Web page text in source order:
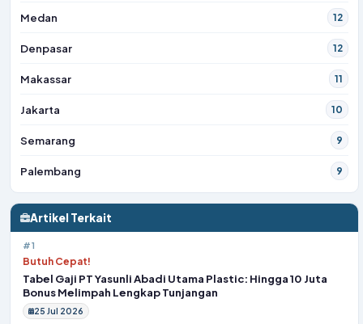
Medan 12
Denpasar 12
Makassar 11
Jakarta 10
Semarang 9
Palembang 9
Artikel Terkait
#1
Butuh Cepat!
Tabel Gaji PT Yasunli Abadi Utama Plastic: Hingga 10 Juta
Bonus Melimpah Lengkap Tunjangan
25 Jul 2026